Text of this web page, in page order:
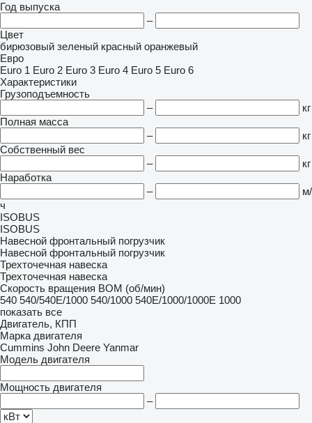
Год выпуска
–
Цвет
бирюзовый зеленый красный оранжевый
Евро
Euro 1 Euro 2 Euro 3 Euro 4 Euro 5 Euro 6
Характеристики
Грузоподъемность
–
кг
Полная масса
–
кг
Собственный вес
–
кг
Наработка
–
м/
ч
ISOBUS
ISOBUS
Навесной фронтальный погрузчик
Навесной фронтальный погрузчик
Трехточечная навеска
Трехточечная навеска
Скорость вращения ВОМ (об/мин)
540 540/540E/1000 540/1000 540E/1000/1000E 1000
показать все
Двигатель, КПП
Марка двигателя
Cummins John Deere Yanmar
Модель двигателя
Мощность двигателя
–